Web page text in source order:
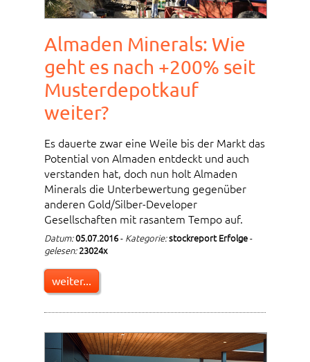
Almaden Minerals: Wie
geht es nach +200% seit
Musterdepotkauf
weiter?
Es dauerte zwar eine Weile bis der Markt das
Potential von Almaden entdeckt und auch
verstanden hat, doch nun holt Almaden
Minerals die Unterbewertung gegenüber
anderen Gold/Silber-Developer
Gesellschaften mit rasantem Tempo auf.
Datum:05.07.2016- Kategorie:stockreport Erfolge-
gelesen: 23024x
weiter...